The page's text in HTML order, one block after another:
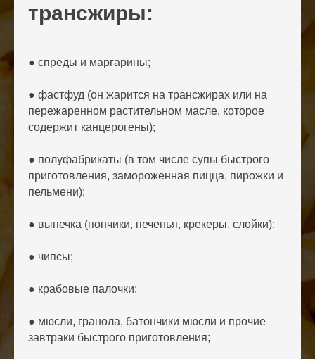
трансжиры:
● спреды и маргарины;
● фастфуд (он жарится на трансжирах или на
пережаренном растительном масле, которое
содержит канцерогены);
● полуфабрикаты (в том числе супы быстрого
приготовления, замороженная пицца, пирожки и
пельмени);
● выпечка (пончики, печенья, крекеры, слойки);
● чипсы;
● крабовые палочки;
● мюсли, гранола, батончики мюсли и прочие
завтраки быстрого приготовления;